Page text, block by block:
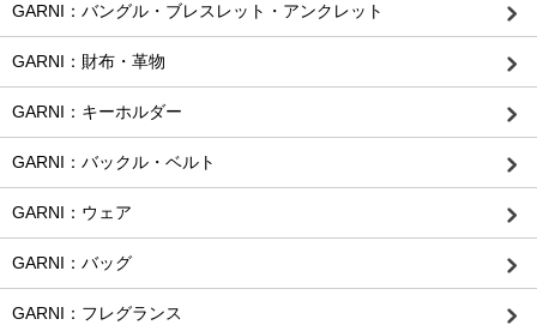
GARNI：バングル・ブレスレット・アンクレット
GARNI：財布・革物
GARNI：キーホルダー
GARNI：バックル・ベルト
GARNI：ウェア
GARNI：バッグ
GARNI：フレグランス